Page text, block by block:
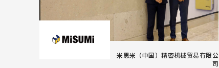
米思米（中国）精密机械贸易有限公
司